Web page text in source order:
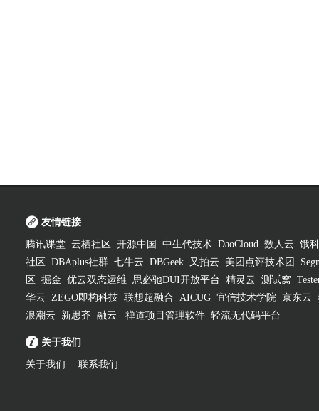
友情链接
腾讯课堂 云栖社区 开源中国 中生代技术 DaoCloud 数人云 饿
社区
DBAplus社群 七牛云 DBGeek 又拍云 美团点评技术团
区
掘金 优云双态运维 思必驰DUI开放平台 精灵云 测试窝
华云 ZEGO即构科技 联想超融合 AICUG 宜信技术学院 京东云
浪潮云
新思齐 融云 禅道项目管理软件 轻流无代码平台
关于我们
关于我们 联系我们